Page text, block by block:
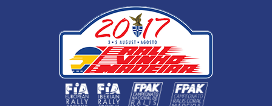
Passar para o conteúdo principal